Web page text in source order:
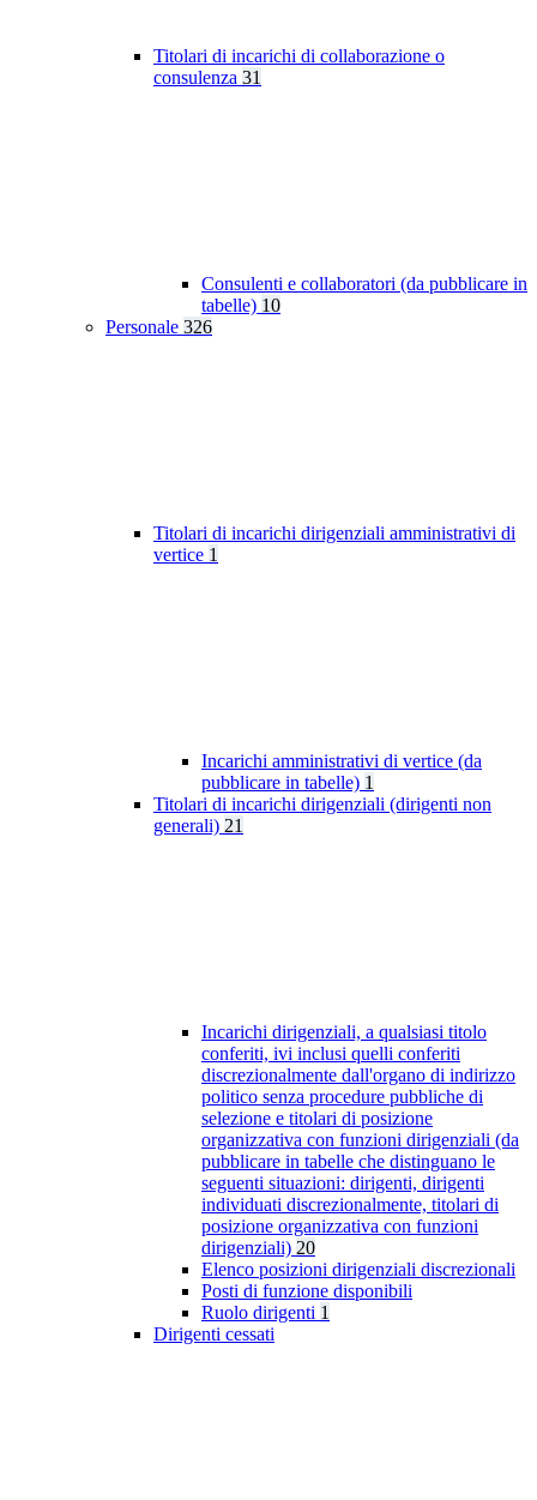
Titolari di incarichi di collaborazione o
consulenza 31
Consulenti e collaboratori (da pubblicare in
tabelle) 10
Personale 326
Titolari di incarichi dirigenziali amministrativi di
vertice 1
Incarichi amministrativi di vertice (da
pubblicare in tabelle) 1
Titolari di incarichi dirigenziali (dirigenti non
generali) 21
Incarichi dirigenziali, a qualsiasi titolo
conferiti, ivi inclusi quelli conferiti
discrezionalmente dall'organo di indirizzo
politico senza procedure pubbliche di
selezione e titolari di posizione
organizzativa con funzioni dirigenziali (da
pubblicare in tabelle che distinguano le
seguenti situazioni: dirigenti, dirigenti
individuati discrezionalmente, titolari di
posizione organizzativa con funzioni
dirigenziali) 20
Elenco posizioni dirigenziali discrezionali
Posti di funzione disponibili
Ruolo dirigenti 1
Dirigenti cessati